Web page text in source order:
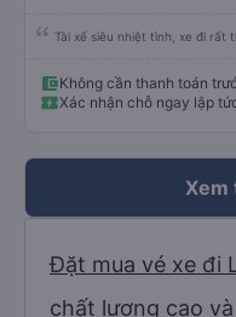
Tài xế siêu nhiệt tình, xe đi rất
Không cần thanh toán
Xác nhận chỗ ngay lập
Xem
Đặt mua vé xe đi
chất lượng cao